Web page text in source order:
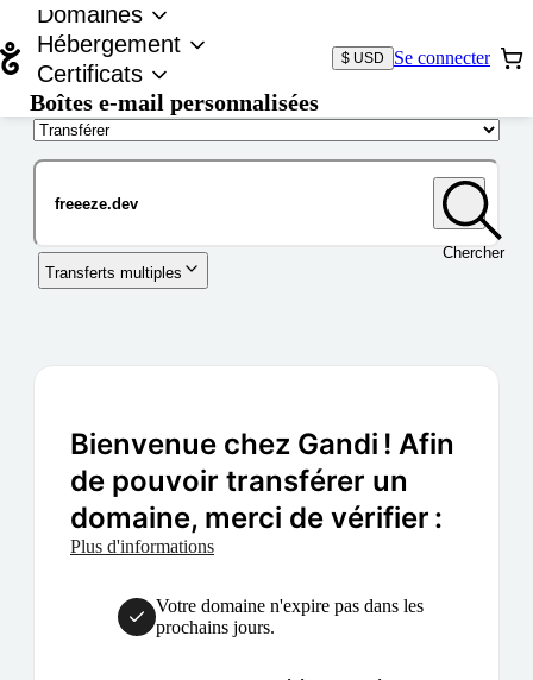
Domaines
Hébergement
Certificats
Boîtes e-mail personnalisées
$ USD Se connecter
Chercher
Transferts multiples
Bienvenue chez Gandi ! Afin
de pouvoir transférer un
domaine, merci de vérifier :
Plus d'informations
Votre domaine n'expire pas dans les
prochains jours.